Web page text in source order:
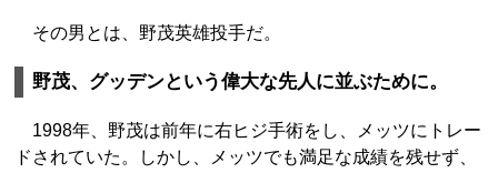
その男とは、野茂英雄投手だ。
野茂、グッデンという偉大な先人に並ぶために。
1998年、野茂は前年に右ヒジ手術をし、メッツにトレー
ドされていた。しかし、メッツでも満足な成績を残せず、